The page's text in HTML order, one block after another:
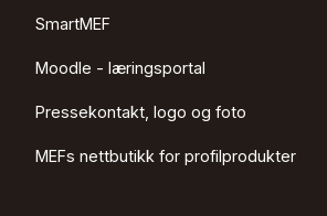
SmartMEF
Moodle - læringsportal
Pressekontakt, logo og foto
MEFs nettbutikk for profilprodukter